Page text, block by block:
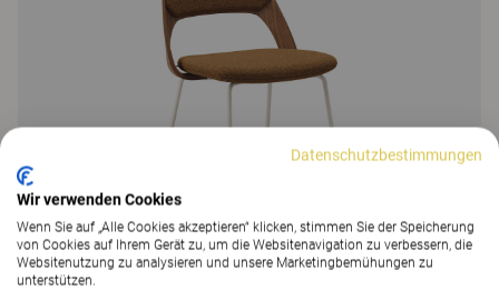
Datenschutzbestimmungen
Wir verwenden Cookies
Wenn Sie auf „Alle Cookies akzeptieren“ klicken, stimmen Sie der Speicherung
von Cookies auf Ihrem Gerät zu, um die Websitenavigation zu verbessern, die
Websitenutzung zu analysieren und unsere Marketingbemühungen zu
unterstützen.